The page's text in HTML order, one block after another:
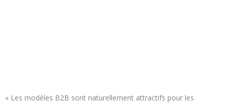
« Les modèles B2B sont naturellement attractifs pour les